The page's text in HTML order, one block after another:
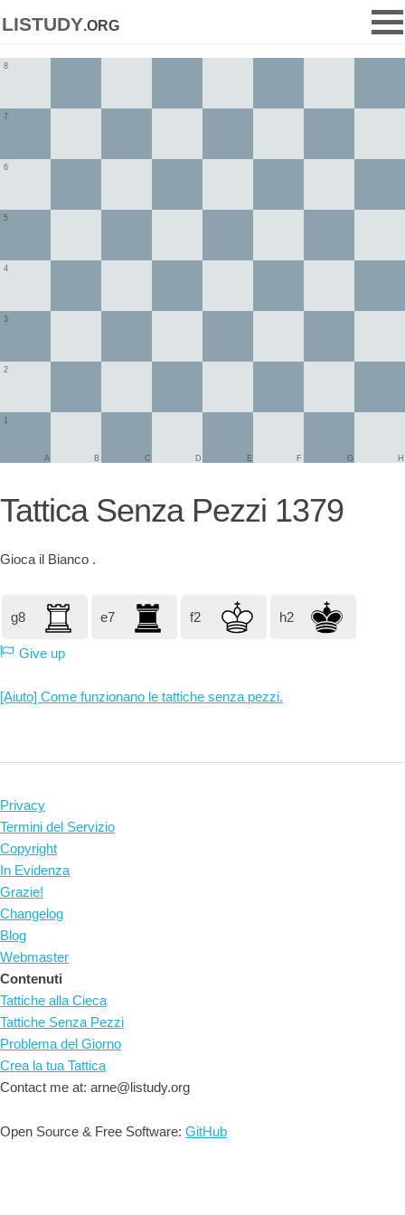
listudy.org
1
2
3
4
5
6
7
8
A B C D E F G H
Tattica Senza Pezzi 1379
Gioca il Bianco .
g8 e7 f2 h2
Give up
[Aiuto] Come funzionano le tattiche senza pezzi.
Privacy
Termini del Servizio
Copyright
In Evidenza
Grazie!
Changelog
Blog
Webmaster
Contenuti
Tattiche alla Cieca
Tattiche Senza Pezzi
Problema del Giorno
Crea la tua Tattica
Contact me at: arne@listudy.org
Open Source & Free Software: GitHub